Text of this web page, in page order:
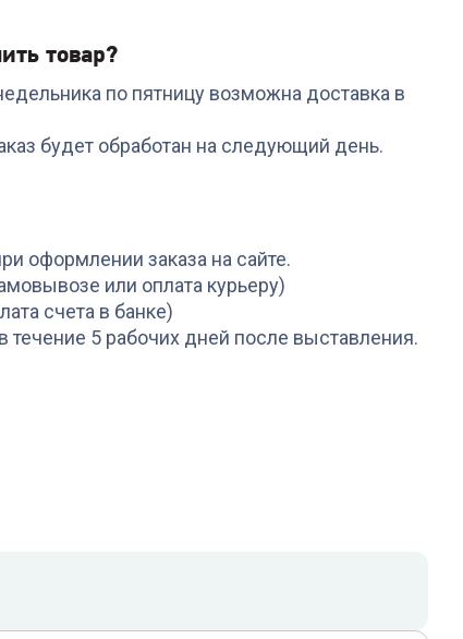
Код:6938278
Коврик DEFENDER
(50006) Black XXL One
499
товар?
по пятницу возможна доставка в
будет обработан на следующий день.
оформлении заказа на сайте.
или оплата курьеру)
счета в банке)
течение 5 рабочих дней после выставления.